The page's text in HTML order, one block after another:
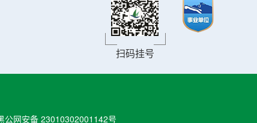
扫码挂号
公网安备 23010302001142号